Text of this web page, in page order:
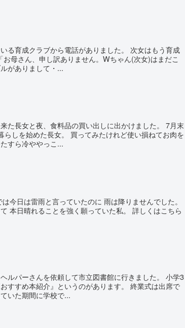
る育成クラブから電話がありました。 次女はもう育成
母さん、申し訳ありません。Wちゃん(次女)はまだこ
がありまして・...
た長女と夜、食料品の買い出しに出かけました。 7月末
しを始めた長女。 買ってみたけれど使い損ねてお肉を
すら冷ややっこ...
今日は雷雨と言っていたのに 雨は降りませんでした。
本日晴れることを強く願っていた私。 詳しくはこちら
ルパーさんを依頼して市立図書館に行きました。 小学3
すすめ本紹介』というのがあります。 終業式は出席で
いた期間に学校で...